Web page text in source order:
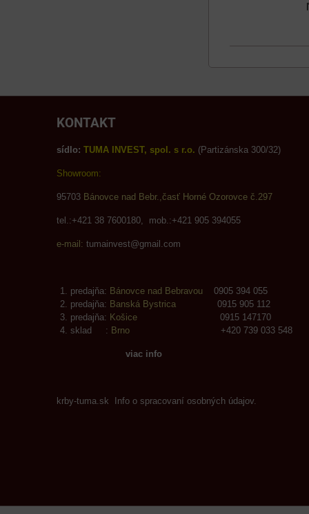
KONTAKT
sídlo: TUMA INVEST, spol. s r.o. (Partizánska 300/32)
Showroom:
95703 Bánovce nad Bebr.,časť Horné Ozorovce č.297
tel.:+421 38 7600180, mob.:+421 905 394055
e-mail: tumainvest@gmail.com
predajňa: Bánovce nad Bebravou 0905 394 055
predajňa: Banská Bystrica 0915 905 112
predajňa: Košice 0915 147170
sklad : Brno +420 739 033 548
viac info
krby-tuma.sk Info o spracovaní osobných údajov.